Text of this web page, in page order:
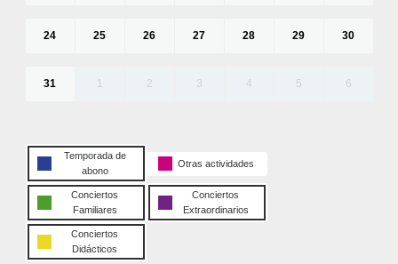
24 25 26 27 28 29 30
31 1 2 3 4 5 6
Temporada de
abono
Otras actividades
Conciertos
Familiares
Conciertos
Extraordinarios
Conciertos
Didácticos